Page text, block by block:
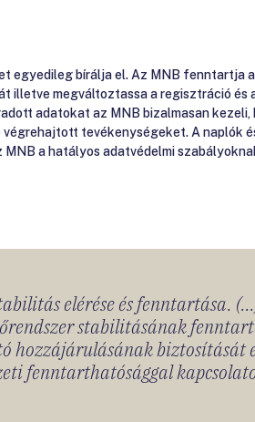
egyedileg bírálja el. Az MNB fenntartja
illetve megváltoztassa a regisztráció és
adatokat az MNB bizalmasan kezeli,
végrehajtott tevékenységeket. A naplók
a hatályos adatvédelmi
elérése és fenntartása.
stabilitásának
hozzájárulásának biztosítását
fenntarthatósággal